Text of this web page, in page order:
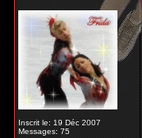
Inscrit le: 19 Déc 2007
Messages: 75